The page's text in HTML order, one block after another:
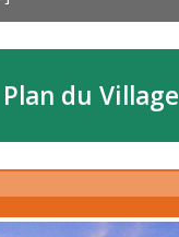
Plan du Village